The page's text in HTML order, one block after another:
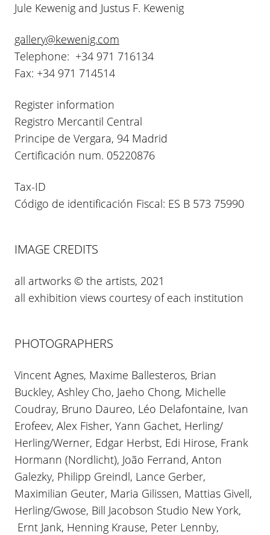
Jule Kewenig and Justus F. Kewenig
gallery@kewenig.com
Telephone: +34 971 716134
Fax: +34 971 714514
Register information
Registro Mercantil Central
Principe de Vergara, 94 Madrid
Certificación num. 05220876
Tax-ID
Código de identificación Fiscal: ES B 573 75990
IMAGE CREDITS
all artworks © the artists, 2021
all exhibition views courtesy of each institution
PHOTOGRAPHERS
Vincent Agnes, Maxime Ballesteros, Brian
Buckley, Ashley Cho, Jaeho Chong, Michelle
Coudray, Bruno Daureo, Léo Delafontaine, Ivan
Erofeev, Alex Fisher, Yann Gachet, Herling/
Herling/Werner, Edgar Herbst, Edi Hirose, Frank
Hormann (Nordlicht), João Ferrand, Anton
Galezky, Philipp Greindl, Lance Gerber,
Maximilian Geuter, Maria Gilissen, Mattias Givell,
Herling/Gwose, Bill Jacobson Studio New York,
Ernt Jank, Henning Krause, Peter Lennby,